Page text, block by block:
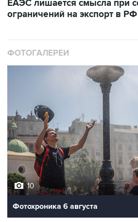
ЕАЭС лишается смысла при
ограничений на экспорт в РФ
ФОТОГАЛЕРЕИ
10
Фотохроника 6 августа